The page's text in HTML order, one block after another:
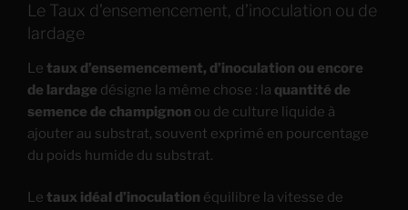
Le Taux d’ensemencement, d’inoculation ou de
lardage
Le taux d’ensemencement, d’inoculation ou encore
de lardage désigne la même chose : la quantité de
semence de champignon ou de culture liquide à
ajouter au substrat, souvent exprimé en pourcentage
du poids humide du substrat.
Le taux idéal d’inoculation équilibre la vitesse de